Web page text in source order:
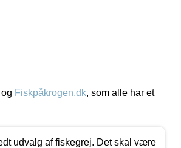
og Fiskpåkrogen.dk, som alle har et
udvalg af fiskegrej. Det skal være